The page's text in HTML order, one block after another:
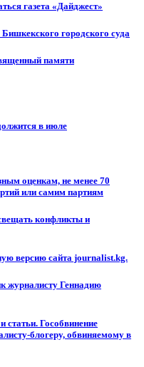
газета «Дайджест»
городского суда
памяти
в июле
оценкам, не менее 70
или самим партиям
конфликты и
версию сайта journalist.kg.
журналисту Геннадию
статьи. Гособвинение
блогеру, обвиняемому в